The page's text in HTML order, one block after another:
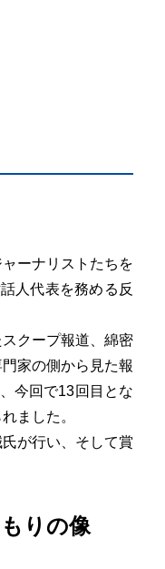
ーナリストたちを
人代表を務める反
クープ報道、綿密
家の側から見た報
今回で13回目とな
ました。
が行い、そして賞
りの像